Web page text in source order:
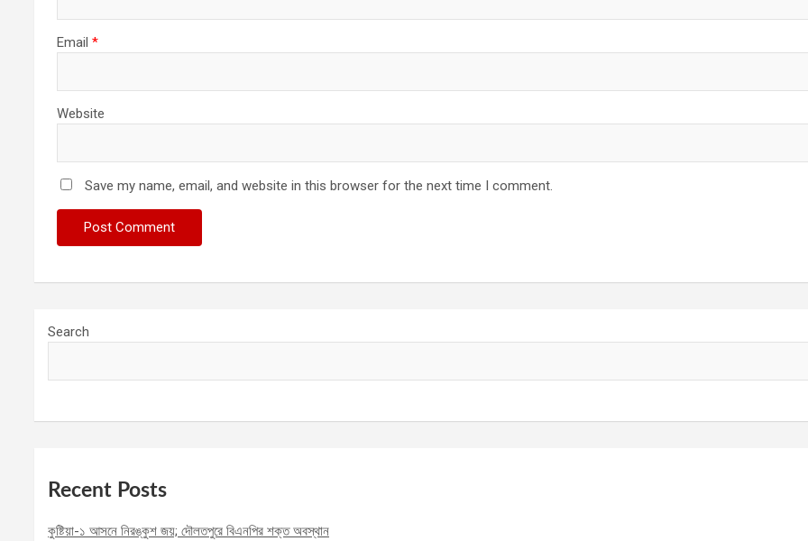
Email *
Website
Save my name, email, and website in this browser for the next time I comment.
Search
Recent Posts
কুষ্টিয়া-১ আসনে নিরঙ্কুশ জয়; দৌলতপুরে বিএনপির শক্ত অবস্থান